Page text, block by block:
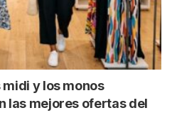
y los monos
las mejores ofertas del